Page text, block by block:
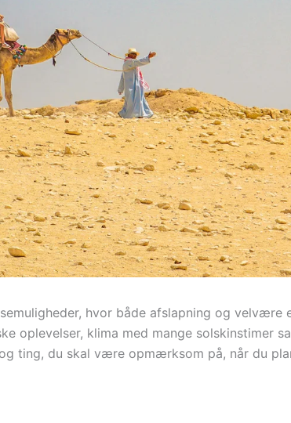
hvor både afslapning og velvære
oplevelser, klima med mange solskinstimer
ting, du skal være opmærksom på, når du